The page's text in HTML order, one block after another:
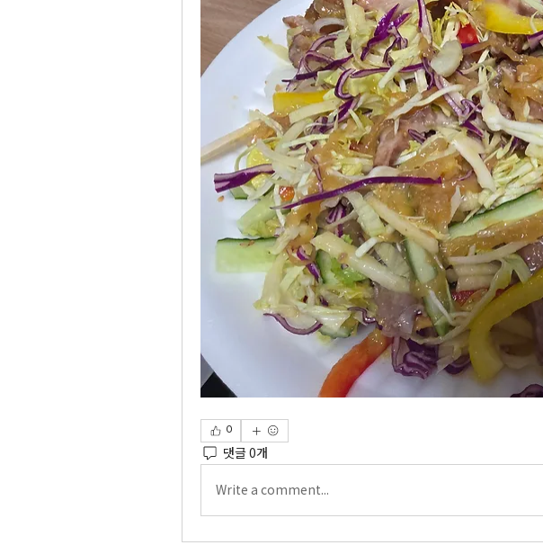
0
댓글 0개
Write a comment...